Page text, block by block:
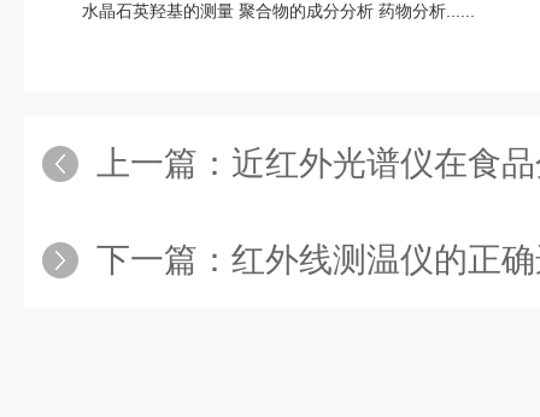
水晶石英羟基的测量 聚合物的成分分析 药物分析......
上一篇： 近红外光谱仪在食
下一篇： 红外线测温仪的正